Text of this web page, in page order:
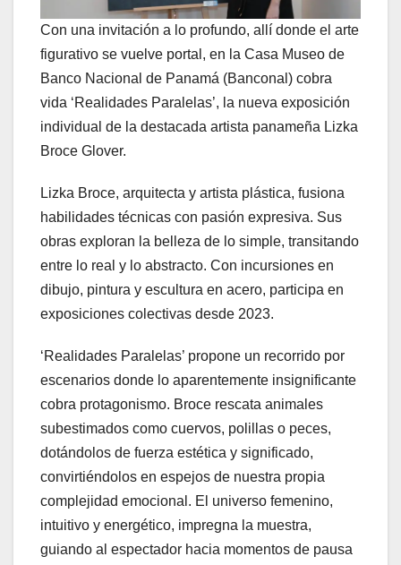
Con una invitación a lo profundo, allí donde el arte
figurativo se vuelve portal, en la Casa Museo de
Banco Nacional de Panamá (Banconal) cobra
vida ‘Realidades Paralelas’, la nueva exposición
individual de la destacada artista panameña Lizka
Broce Glover.
Lizka Broce, arquitecta y artista plástica, fusiona
habilidades técnicas con pasión expresiva. Sus
obras exploran la belleza de lo simple, transitando
entre lo real y lo abstracto. Con incursiones en
dibujo, pintura y escultura en acero, participa en
exposiciones colectivas desde 2023.
‘Realidades Paralelas’ propone un recorrido por
escenarios donde lo aparentemente insignificante
cobra protagonismo. Broce rescata animales
subestimados como cuervos, polillas o peces,
dotándolos de fuerza estética y significado,
convirtiéndolos en espejos de nuestra propia
complejidad emocional. El universo femenino,
intuitivo y energético, impregna la muestra,
guiando al espectador hacia momentos de pausa